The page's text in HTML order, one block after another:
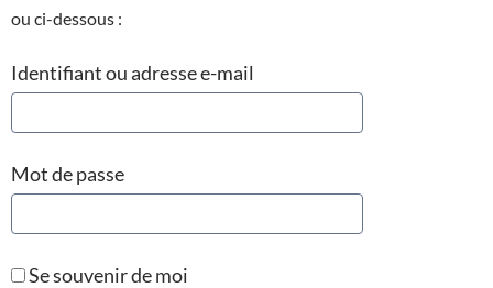
ou ci-dessous :
Identifiant ou adresse e-mail
Mot de passe
Se souvenir de moi